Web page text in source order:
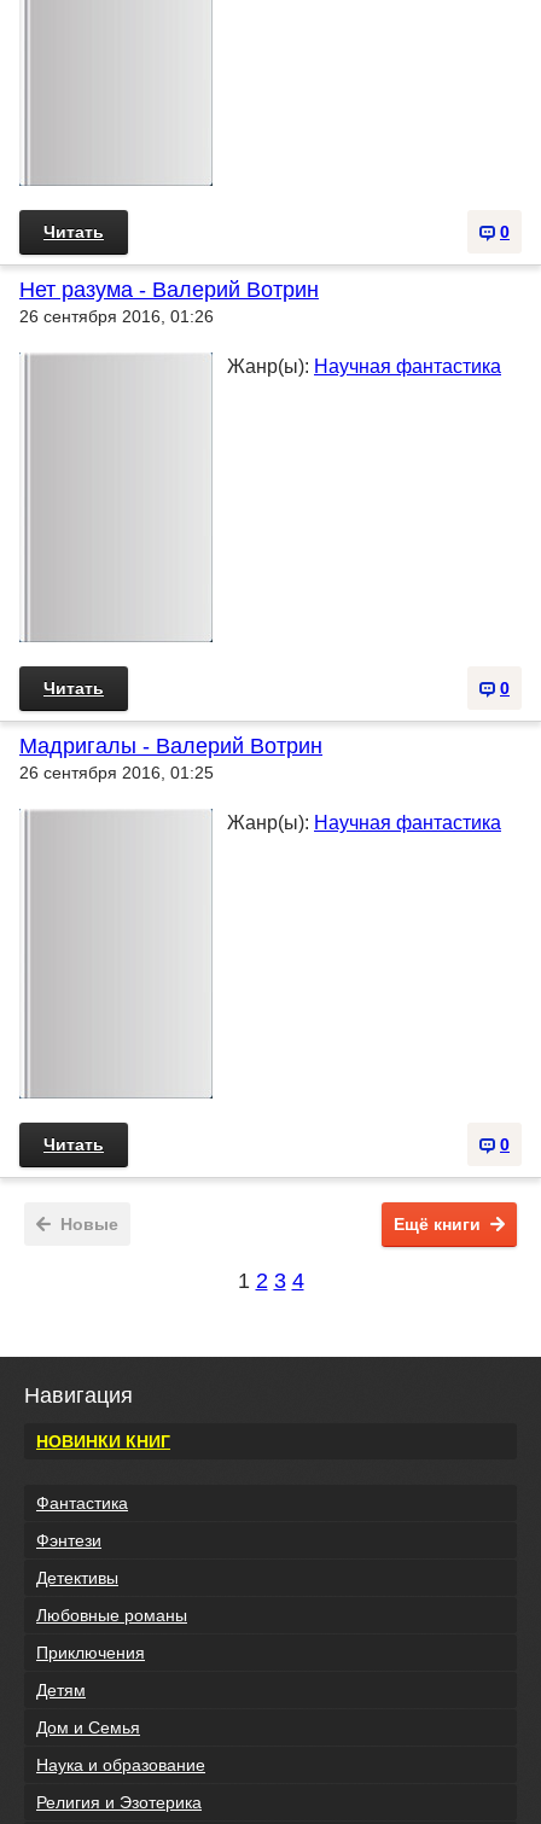
0
Читать
Нет разума - Валерий Вотрин
26 сентября 2016, 01:26
Жанр(ы): Научная фантастика
0
Читать
Мадригалы - Валерий Вотрин
26 сентября 2016, 01:25
Жанр(ы): Научная фантастика
0
Читать
Новые Ещё книги
1 2 3 4
Навигация
НОВИНКИ КНИГ
Фантастика
Фэнтези
Детективы
Любовные романы
Приключения
Детям
Дом и Семья
Наука и образование
Религия и Эзотерика